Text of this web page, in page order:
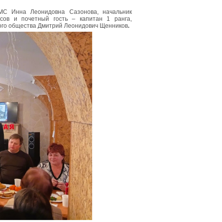
Инна Леонидовна Сазонова, начальник
и почетный гость – капитан 1 ранга,
общества Дмитрий Леонидович Щенников.